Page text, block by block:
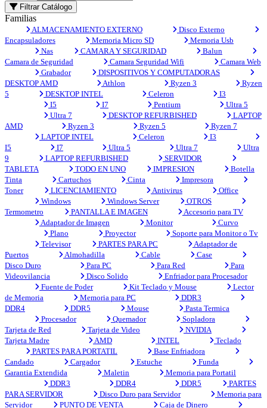
Filtrar Catálogo
Familias
ALMACENAMIENTO EXTERNO
Disco Externo
Encapsuladores
Memoria Micro SD
Memoria Usb
Nas
CAMARA Y SEGURIDAD
Balun
Camara de Seguridad
Camara Seguridad Wifi
Camara Web
Grabador
DISPOSITIVOS Y COMPUTADORAS
DESKTOP AMD
Athlon Ryzen 3
Ryzen
5
DESKTOP INTEL Celeron
I3
I5
I7 Pentium
Ultra 5
Ultra 7
DESKTOP REFURBISHED
LAPTOP
AMD
Ryzen 3 Ryzen 5
Ryzen 7
LAPTOP INTEL
Celeron
I3
I5
I7 Ultra 5 Ultra 7
Ultra
9
LAPTOP REFURBISHED
SERVIDOR
TABLETA
TODO EN UNO IMPRESION
Botella
Tinta
Cartuchos Cinta
Impresora
Toner
LICENCIAMIENTO Antivirus
Office
Windows
Windows Server
OTROS
Termometro
PANTALLA E IMAGEN
Accesorio para TV
Adaptador de Imagen
Monitor
Curvo
Plano
Proyector
Soporte para Monitor o Tv
Televisor
PARTES PARA PC
Adaptador de
Puertos
Almohadilla Cable
Case
Disco Duro
Para PC Para Red
Para
Videovilancia
Disco Solido
Enfriador para Procesador
Fuente de Poder
Kit Teclado y Mouse
Lector
de Memoria
Memoria para PC
DDR3
DDR4
DDR5 Mouse
Pasta Termica
Procesador
Quemador
Sopladora
Tarjeta de Red
Tarjeta de Video
NVIDIA
Tarjeta Madre
AMD INTEL
Teclado
PARTES PARA PORTATIL
Base Enfriadora
Candado
Cargador Estuche
Funda
Garantia Extendida
Maletin
Memoria para Portatil
DDR3
DDR4 DDR5
PARTES
PARA SERVIDOR
Disco Duro para Servidor
Memoria para
Servidor
PUNTO DE VENTA Caja de Dinero